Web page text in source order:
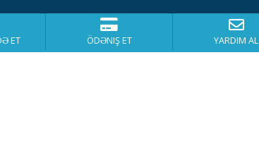
ET ÖDƏNIŞ ET YARDIM AL